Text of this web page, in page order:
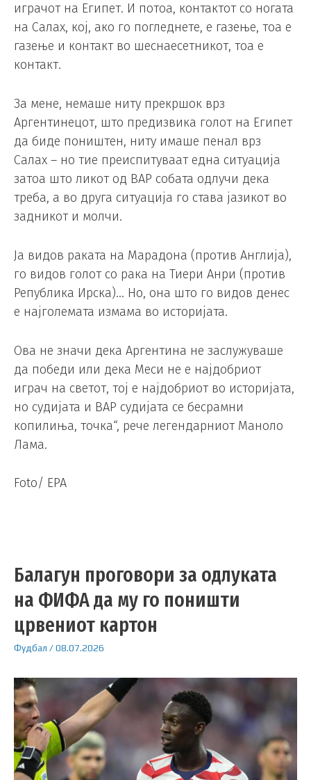
играчот на Египет. И потоа, контактот со ногата
на Салах, кој, ако го погледнете, е газење, тоа е
газење и контакт во шеснаесетникот, тоа е
контакт.
За мене, немаше ниту прекршок врз
Аргентинецот, што предизвика голот на Египет
да биде поништен, ниту имаше пенал врз
Салах – но тие преиспитуваат една ситуација
затоа што ликот од ВАР собата одлучи дека
треба, а во друга ситуација го става јазикот во
задникот и молчи.
Ја видов раката на Марадона (против Англија),
го видов голот со рака на Тиери Анри (против
Република Ирска)… Но, она што го видов денес
е најголемата измама во историјата.
Ова не значи дека Аргентина не заслужуваше
да победи или дека Меси не е најдобриот
играч на светот, тој е најдобриот во историјата,
но судијата и ВАР судијата се бесрамни
копилиња, точка“, рече легендарниот Маноло
Лама.
Foto/ EPA
Балагун проговори за одлуката
на ФИФА да му го поништи
црвениот картон
Фудбал /08.07.2026